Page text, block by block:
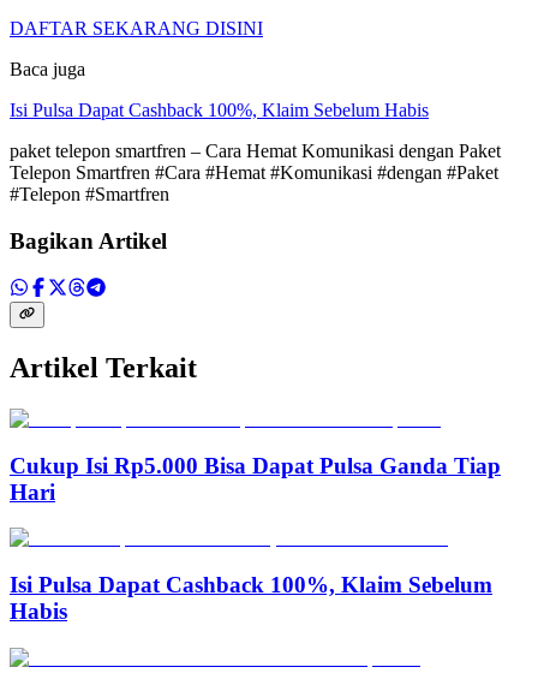
DAFTAR SEKARANG DISINI
Baca juga
Isi Pulsa Dapat Cashback 100%, Klaim Sebelum Habis
paket telepon smartfren – Cara Hemat Komunikasi dengan Paket
Telepon Smartfren #Cara #Hemat #Komunikasi #dengan #Paket
#Telepon #Smartfren
Bagikan Artikel
Artikel Terkait
Cukup Isi Rp5.000 Bisa Dapat Pulsa Ganda Tiap
Hari
Isi Pulsa Dapat Cashback 100%, Klaim Sebelum
Habis